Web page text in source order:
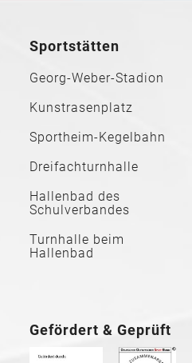
Sportstätten
Georg-Weber-Stadion
Kunstrasenplatz
Sportheim-Kegelbahn
Dreifachturnhalle
Hallenbad des
Schulverbandes
Turnhalle beim
Hallenbad
Gefördert & Geprüft